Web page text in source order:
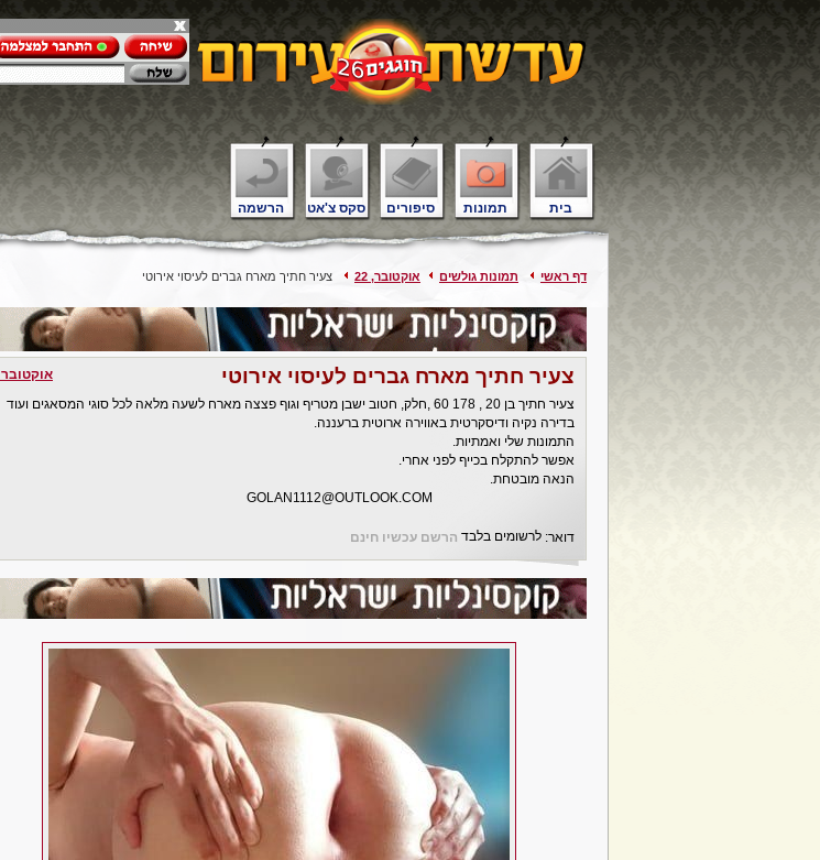
בית תמונות סיפורים סקס צ'אט הרשמה
דף ראשי תמונות גולשים אוקטובר, 22 צעיר חתיך מארח גברים לעיסוי אירוטי
צעיר חתיך מארח גברים לעיסוי אירוטי
אוקטובר 22
צעיר חתיך בן 20 , 178 60 ,חלק, חטוב ישבן מטריף וגוף פצצה מארח לשעה מלאה לכל סוגי המסאגים ועוד
בדירה נקיה ודיסקרטית באווירה ארוטית ברעננה.
התמונות שלי ואמתיות.
אפשר להתקלח בכייף לפני אחרי.
הנאה מובטחת.
GOLAN1112@OUTLOOK.COM
דואר: לרשומים בלבד הרשם עכשיו חינם